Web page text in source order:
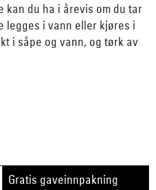
kan du ha i årevis om du tar
legges i vann eller kjøres i
i såpe og vann, og tørk av
Gratis gaveinnpakning